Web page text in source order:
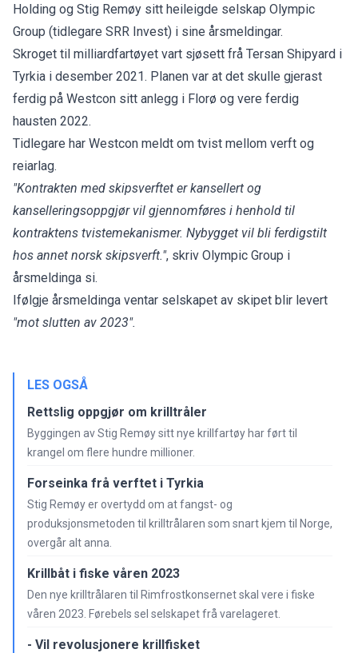
Holding og Stig Remøy sitt heileigde selskap Olympic
Group (tidlegare SRR Invest) i sine årsmeldingar.
Skroget til milliardfartøyet vart sjøsett frå Tersan Shipyard i
Tyrkia i desember 2021. Planen var at det skulle gjerast
ferdig på Westcon sitt anlegg i Florø og vere ferdig
hausten 2022.
Tidlegare har Westcon meldt om tvist mellom verft og
reiarlag.
"Kontrakten med skipsverftet er kansellert og
kanselleringsoppgjør vil gjennomføres i henhold til
kontraktens tvistemekanismer. Nybygget vil bli ferdigstilt
hos annet norsk skipsverft.", skriv Olympic Group i
årsmeldinga si.
Ifølgje årsmeldinga ventar selskapet av skipet blir levert
"mot slutten av 2023".
LES OGSÅ
Rettslig oppgjør om krilltråler
Byggingen av Stig Remøy sitt nye krillfartøy har ført til
krangel om flere hundre millioner.
Forseinka frå verftet i Tyrkia
Stig Remøy er overtydd om at fangst- og
produksjonsmetoden til krilltrålaren som snart kjem til Norge,
overgår alt anna.
Krillbåt i fiske våren 2023
Den nye krilltrålaren til Rimfrostkonsernet skal vere i fiske
våren 2023. Førebels sel selskapet frå varelageret.
- Vil revolusjonere krillfisket